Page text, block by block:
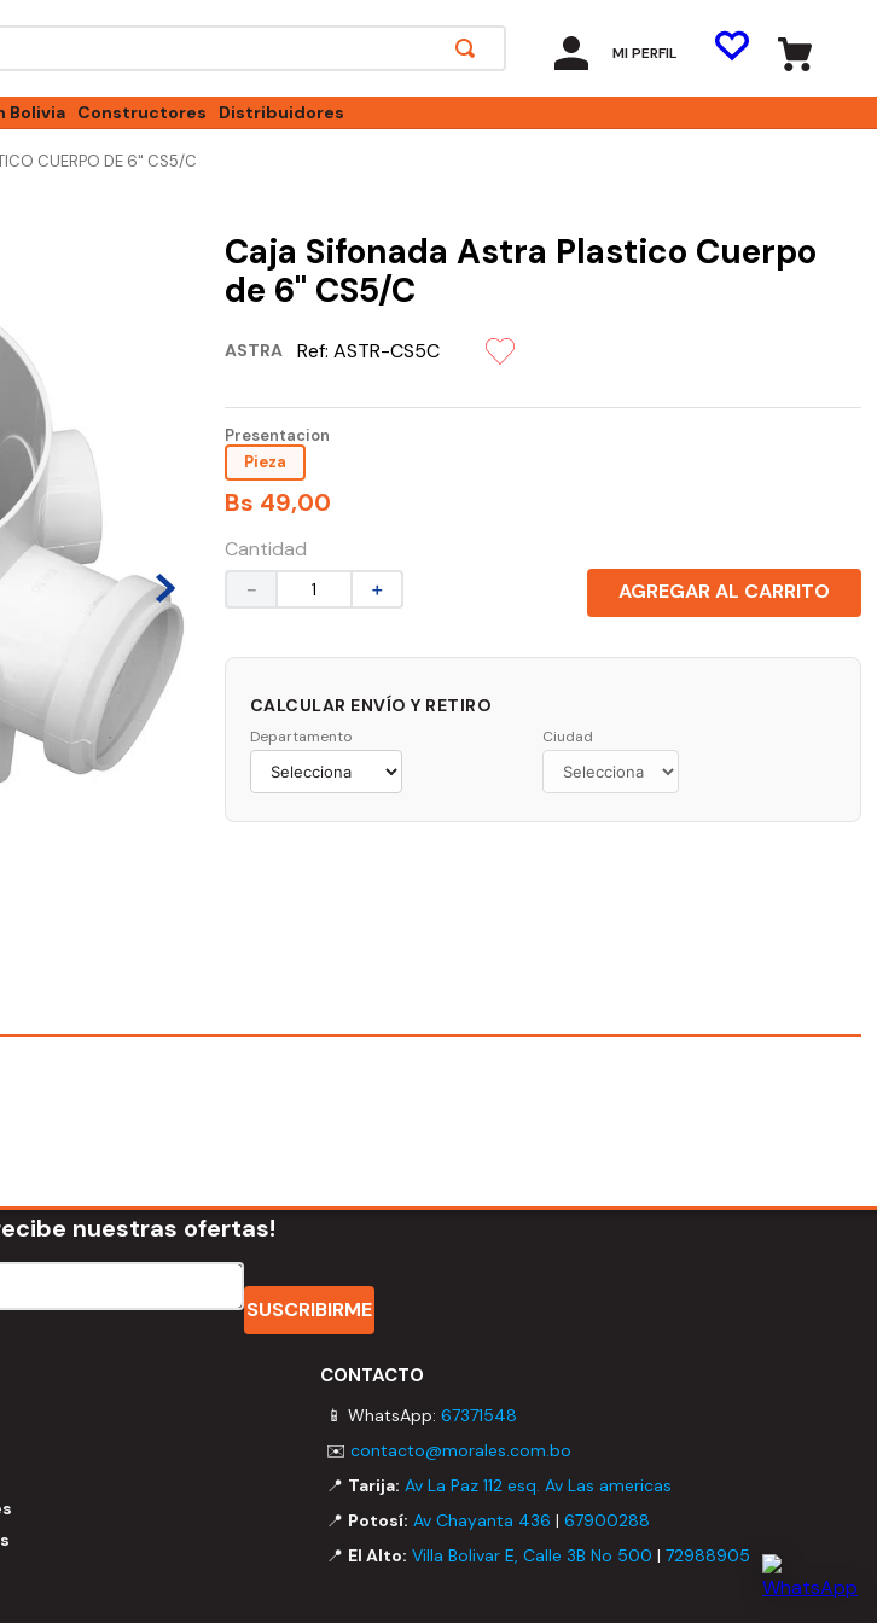
MI PERFIL
Bolivia Constructores Distribuidores
CUERPO DE 6" CS5/C
Caja Sifonada Astra Plastico Cuerpo
de 6" CS5/C
ASTRA Ref: ASTR-CS5C
Presentacion
Pieza
Bs 49,00
Cantidad
＋
－ AGREGAR AL CARRITO
CALCULAR ENVÍO Y RETIRO
Departamento Ciudad
nuestras ofertas!
SUSCRIBIRME
CONTACTO
📱 WhatsApp: 67371548
✉️ contacto@morales.com.bo
📍 Tarija: Av La Paz 112 esq. Av Las americas
📍 Potosí: Av Chayanta 436 | 67900288
📍 El Alto: Villa Bolivar E, Calle 3B No 500 | 72988905